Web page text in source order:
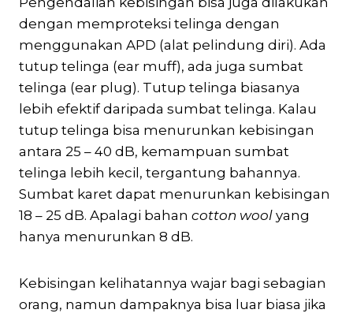
dengan memproteksi telinga dengan
menggunakan APD (alat pelindung diri). Ada
tutup telinga (ear muff), ada juga sumbat
telinga (ear plug). Tutup telinga biasanya
lebih efektif daripada sumbat telinga. Kalau
tutup telinga bisa menurunkan kebisingan
antara 25 – 40 dB, kemampuan sumbat
telinga lebih kecil, tergantung bahannya.
Sumbat karet dapat menurunkan kebisingan
18 – 25 dB. Apalagi bahan cotton wool yang
hanya menurunkan 8 dB.
Kebisingan kelihatannya wajar bagi sebagian
orang, namun dampaknya bisa luar biasa jika